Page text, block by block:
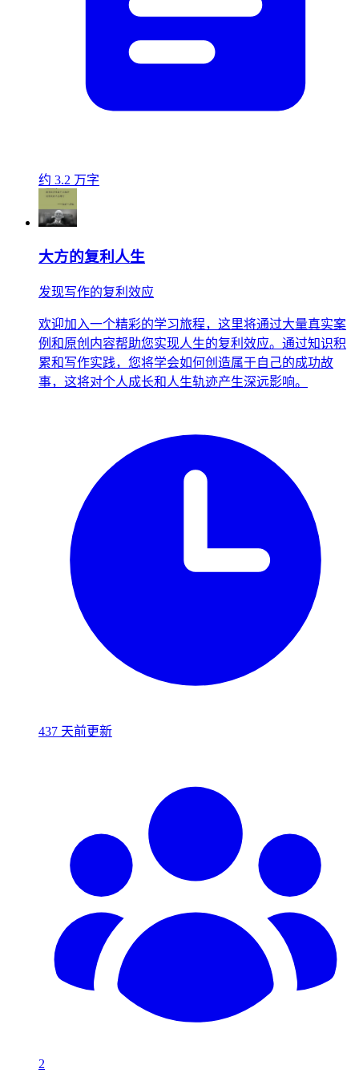
约 3.2 万字
大方的复利人生
发现写作的复利效应
欢迎加入一个精彩的学习旅程，这里将通过大量真实案
例和原创内容帮助您实现人生的复利效应。通过知识积
累和写作实践，您将学会如何创造属于自己的成功故
事，这将对个人成长和人生轨迹产生深远影响。
437 天前更新
2